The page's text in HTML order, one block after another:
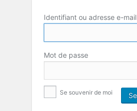
Identifiant ou adresse e-mail
Mot de passe
Se souvenir de moi